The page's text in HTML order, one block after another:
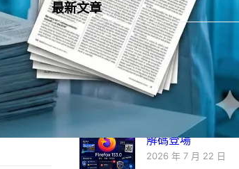
最新文章
Just Ad Blocker
Store：以
先廣告攔截器
2026 年 7 月 28 日
Mozilla 發布
解碼登場
2026 年 7 月 22 日